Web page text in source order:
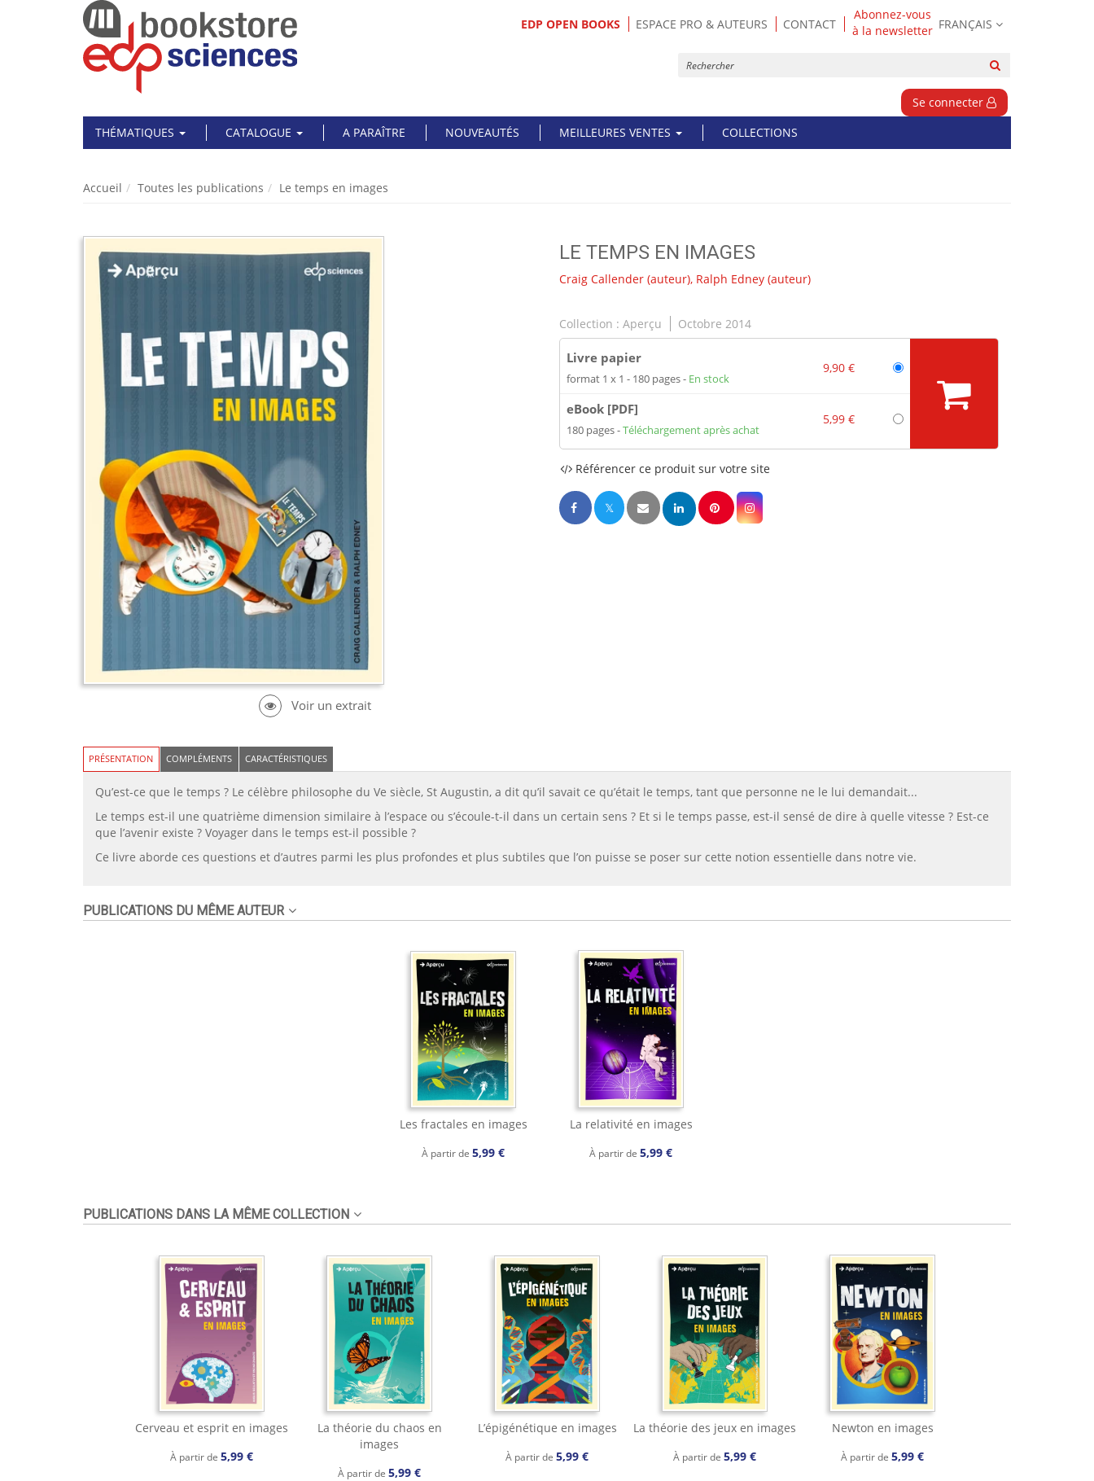
EDP OPEN BOOKS ESPACE PRO & AUTEURS CONTACT
Abonnez-vous
à la newsletter FRANÇAIS
Se connecter
THÉMATIQUES
CATALOGUE A PARAÎTRE NOUVEAUTÉS MEILLEURES VENTES COLLECTIONS
Accueil Toutes les publications Le temps en images
LE TEMPS EN IMAGES
Craig Callender (auteur), Ralph Edney (auteur)
Collection : Aperçu Octobre 2014
Livre papier
format 1 x 1 180 pages En stock
9,90 €
eBook [PDF]
180 pages Téléchargement après achat
5,99 €
Référencer ce produit sur votre site
PRÉSENTATION COMPLÉMENTS CARACTÉRISTIQUES
Qu’est-ce que le temps ? Le célèbre philosophe du Ve siècle, St Augustin, a dit qu’il savait ce qu’était le temps, tant que personne ne le lui demandait...
Le temps est-il une quatrième dimension similaire à l’espace ou s’écoule-t-il dans un certain sens ? Et si le temps passe, est-il sensé de dire à quelle vitesse ? Est-ce
que l’avenir existe ? Voyager dans le temps est-il possible ?
Ce livre aborde ces questions et d’autres parmi les plus profondes et plus subtiles que l’on puisse se poser sur cette notion essentielle dans notre vie.
PUBLICATIONS DU MÊME AUTEUR
Les fractales en images
À partir de 5,99 €
La relativité en images
À partir de 5,99 €
PUBLICATIONS DANS LA MÊME COLLECTION
Cerveau et esprit en images
À partir de 5,99 €
La théorie du chaos en
images
À partir de 5,99 €
L’épigénétique en images
À partir de 5,99 €
La théorie des jeux en images
À partir de 5,99 €
Newton en images
À partir de 5,99 €